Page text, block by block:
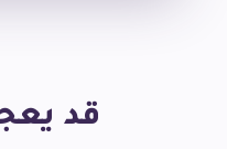
قد